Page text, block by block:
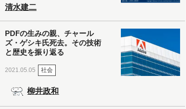
清水建二
PDFの生みの親、チャール
ズ・ゲシキ氏死去。その技術
と歴史を振り返る
2021.05.05 社会
柳井政和